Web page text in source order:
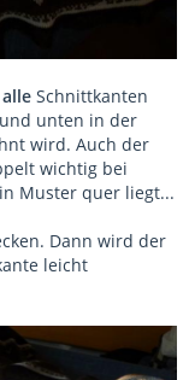
alle Schnittkanten
unten in der
wird. Auch der
wichtig bei
Muster quer liegt...
Dann wird der
leicht